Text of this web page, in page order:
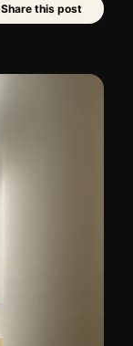
Share this post